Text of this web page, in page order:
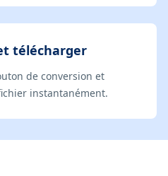
télécharger
de conversion et
instantanément.